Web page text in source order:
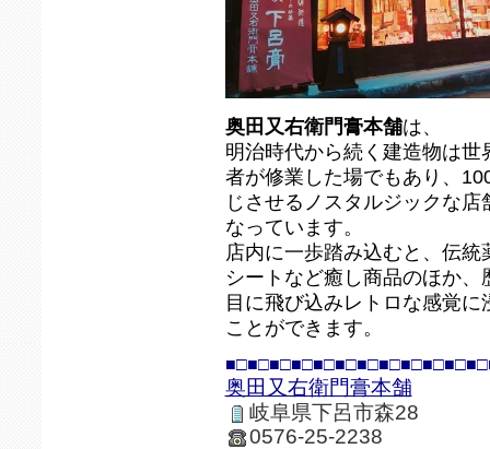
奥田又右衛門膏本舗は、
明治時代から続く建造物は
者が修業した場でもあり、
じさせるノスタルジックな
なっています。
店内に一歩踏み込むと、伝
シートなど癒し商品のほか
目に飛び込みレトロな感覚
ことができます。
奥田又右衛門膏本舗
岐阜県下呂市森28
0576-25-2238